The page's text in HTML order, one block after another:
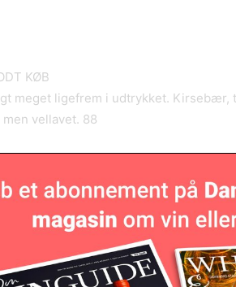
KØB
meget ligefrem i udtrykket. Kirsebær,
vellavet. 88
3 stjerner
solbærnoter, tobak og vanilje.